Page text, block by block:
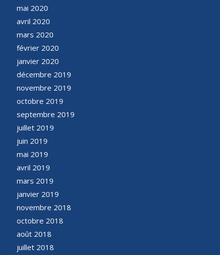
mai 2020
avril 2020
mars 2020
février 2020
janvier 2020
décembre 2019
novembre 2019
octobre 2019
septembre 2019
juillet 2019
juin 2019
mai 2019
avril 2019
mars 2019
janvier 2019
novembre 2018
octobre 2018
août 2018
juillet 2018